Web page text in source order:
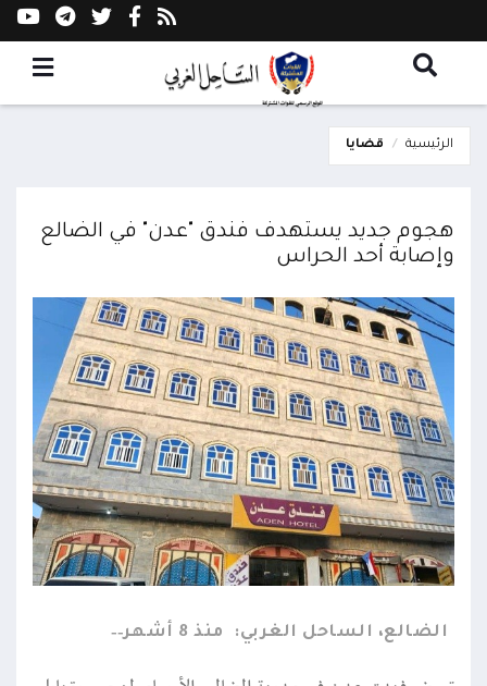
الرئيسية قضايا
هجوم جديد يستهدف فندق "عدن" في الضالع
وإصابة أحد الحراس
الضالع، الساحل الغربي: منذ 8 أشهر